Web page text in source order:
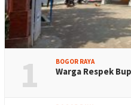
1 BOGOR RAYA
Warga Respek